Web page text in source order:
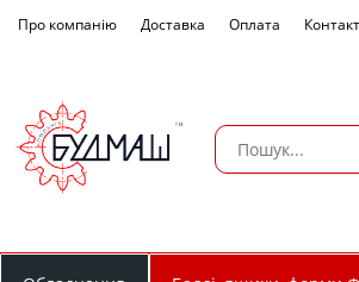
Про компанію Доставка Оплата